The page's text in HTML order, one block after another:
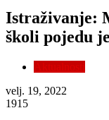
Istraživanje:
školi pojedu
velj. 19, 2022
1915